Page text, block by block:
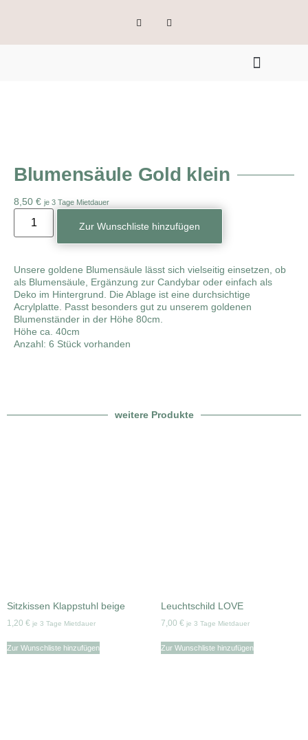
Blumensäule Gold klein
8,50 € je 3 Tage Mietdauer
Zur Wunschliste hinzufügen
Unsere goldene Blumensäule lässt sich vielseitig einsetzen, ob
als Blumensäule, Ergänzung zur Candybar oder einfach als
Deko im Hintergrund. Die Ablage ist eine durchsichtige
Acrylplatte. Passt besonders gut zu unserem goldenen
Blumenständer in der Höhe 80cm.
Höhe ca. 40cm
Anzahl: 6 Stück vorhanden
weitere Produkte
Sitzkissen Klappstuhl beige
1,20 € je 3 Tage Mietdauer
Zur Wunschliste hinzufügen
Leuchtschild LOVE
7,00 € je 3 Tage Mietdauer
Zur Wunschliste hinzufügen